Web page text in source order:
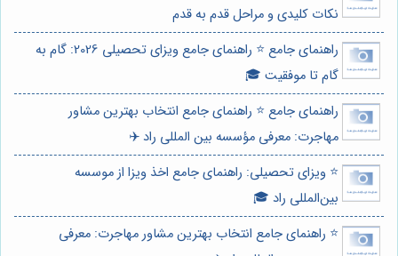
نکات کلیدی و مراحل قدم به قدم
راهنمای جامع ⭐️ راهنمای جامع ویزای تحصیلی 2026: گام به
گام تا موفقیت 🎓
راهنمای جامع ⭐️ راهنمای جامع انتخاب بهترین مشاور
مهاجرت: معرفی مؤسسه بین المللی راد ✈️
⭐️ ویزای تحصیلی: راهنمای جامع اخذ ویزا از موسسه
بین‌المللی راد 🎓
⭐️ راهنمای جامع انتخاب بهترین مشاور مهاجرت: معرفی